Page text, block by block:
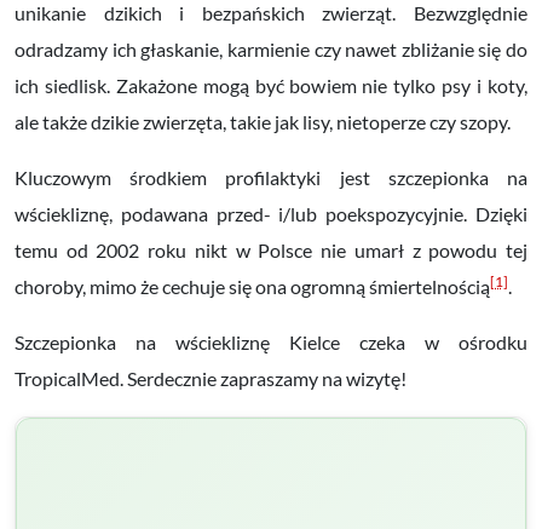
unikanie dzikich i bezpańskich zwierząt. Bezwzględnie
odradzamy ich głaskanie, karmienie czy nawet zbliżanie się do
ich siedlisk. Zakażone mogą być bowiem nie tylko psy i koty,
ale także dzikie zwierzęta, takie jak lisy, nietoperze czy szopy.
Kluczowym środkiem profilaktyki jest szczepionka na
wściekliznę, podawana przed- i/lub poekspozycyjnie. Dzięki
temu od 2002 roku nikt w Polsce nie umarł z powodu tej
choroby, mimo że cechuje się ona ogromną śmiertelnością[1].
Szczepionka na wściekliznę Kielce czeka w ośrodku
TropicalMed. Serdecznie zapraszamy na wizytę!